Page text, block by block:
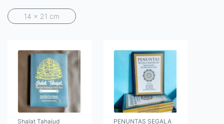
14 x 21 cm
Shalat Tahajud PENUNTAS SEGALA